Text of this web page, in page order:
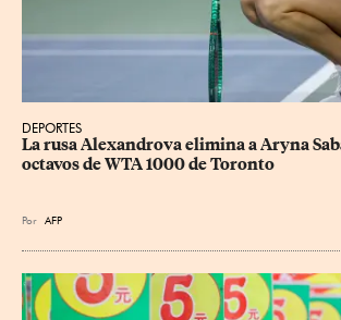
DEPORTES
La rusa Alexandrova elimina a Aryna
octavos de WTA 1000 de Toronto
Por AFP